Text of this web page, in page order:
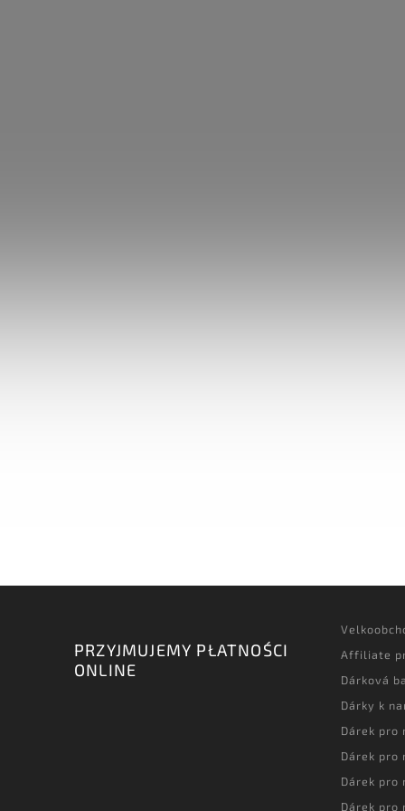
PRZYJMUJEMY PŁATNOŚCI
ONLINE
Affiliate
Dárková
Dárky k
Dárek pro
Dárek pro
Dárek pro
Dárek pro